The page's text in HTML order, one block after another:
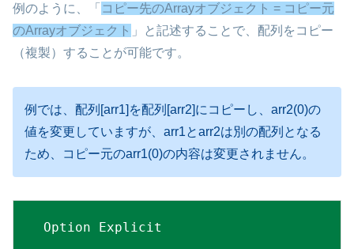
例のように、「 コピー先のArrayオブジェクト = コピー元
のArrayオブジェクト 」と記述することで、配列をコピー
（複製）することが可能です。
例では、配列[arr1]を配列[arr2]にコピーし、arr2(0)の
値を変更していますが、arr1とarr2は別の配列となる
ため、コピー元のarr1(0)の内容は変更されません。
Option Explicit